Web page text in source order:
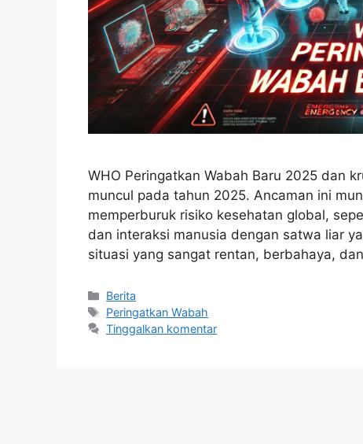
WHO Peringatkan Wabah Baru 2025 dan
muncul pada tahun 2025. Ancaman ini
memperburuk risiko kesehatan global,
dan interaksi manusia dengan satwa liar
situasi yang sangat rentan, berbahaya,
Kategori
Berita
Tag
Peringatkan Wabah
Tinggalkan komentar